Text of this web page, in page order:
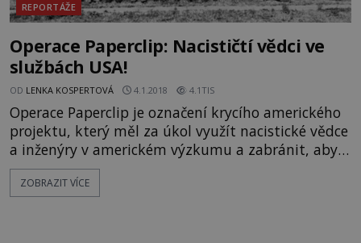
REPORTÁŽE
Operace Paperclip: Nacističtí vědci ve
službách USA!
OD LENKA KOSPERTOVÁ 4.1.2018 4.1TIS
Operace Paperclip je označení krycího amerického
projektu, který měl za úkol využít nacistické vědce
a inženýry v americkém výzkumu a zabránit, aby
je nezískal Sovětský Svaz. Projekt podepsal v
srpnu 1945 prezident Harry S. Truman a v
ZOBRAZIT VÍCE